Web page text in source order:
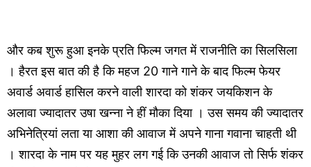
और कब शुरू हुआ इनके प्रति फिल्म जगत में राजनीति का सिलसिला
। हैरत इस बात की है कि महज 20 गाने गाने के बाद फिल्म फेयर
अवार्ड अवार्ड हासिल करने वाली शारदा को शंकर जयकिशन के
अलावा ज्यादातर उषा खन्ना ने हीं मौका दिया । उस समय की ज्यादातर
अभिनेत्रियां लता या आशा की आवाज में अपने गाना गवाना चाहती थी
। शारदा के नाम पर यह मुहर लग गई कि उनकी आवाज तो सिर्फ शंकर